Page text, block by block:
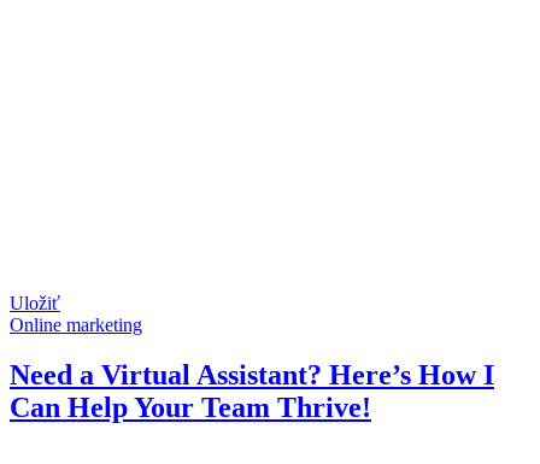
Uložiť
Online marketing
Need a Virtual Assistant? Here’s How I
Can Help Your Team Thrive!